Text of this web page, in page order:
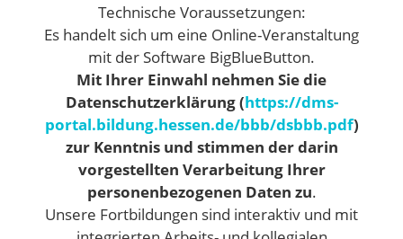
Technische Voraussetzungen:
Es handelt sich um eine Online-Veranstaltung
mit der Software BigBlueButton.
Mit Ihrer Einwahl nehmen Sie die
Datenschutzerklärung (https://dms-
portal.bildung.hessen.de/bbb/dsbbb.pdf)
zur Kenntnis und stimmen der darin
vorgestellten Verarbeitung Ihrer
personenbezogenen Daten zu.
Unsere Fortbildungen sind interaktiv und mit